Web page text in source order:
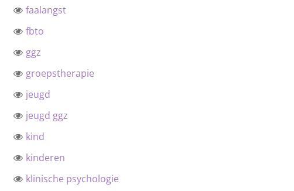
faalangst
fbto
ggz
groepstherapie
jeugd
jeugd ggz
kind
kinderen
klinische psychologie